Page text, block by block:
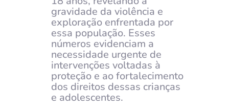
gravidade da violência e
exploração enfrentada por
essa população. Esses
números evidenciam a
necessidade urgente de
intervenções voltadas à
proteção e ao fortalecimento
dos direitos dessas crianças
e adolescentes.